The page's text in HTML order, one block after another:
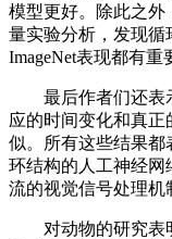
模型更好。除此之外
量实验分析，发现循
ImageNet表现都有重
最后作者们还表示
应的时间变化和真
似。所有这些结果都
环结构的人工神经网
流的视觉信号处理机
对动物的研究表明